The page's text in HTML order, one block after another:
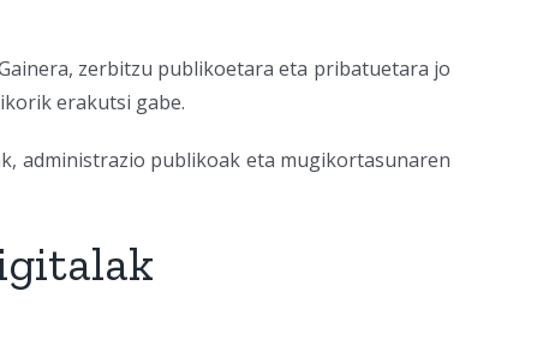
zerbitzu publikoetara eta pribatuetara jo
erakutsi gabe.
administrazio publikoak eta mugikortasunaren